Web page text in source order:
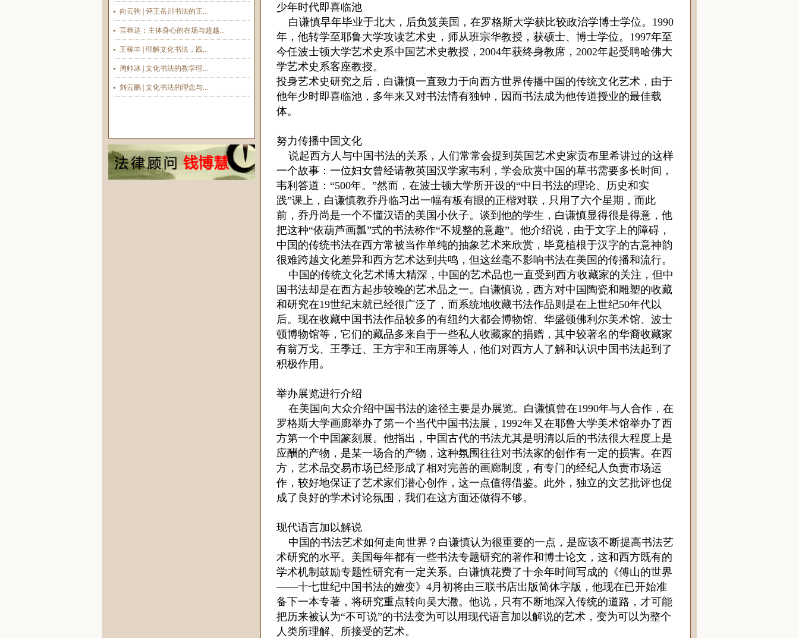
向云驹 | 评王岳川书法的正...
言恭达：主体身心的在场与超越...
王稼丰 | 理解文化书法，践...
周帅冰 | 文化书法的教学理...
刘云鹏 | 文化书法的理念与...
少年时代即喜临池
白谦慎早年毕业于北大，后负笈美国，在罗格斯大学获比较政治学博士学位。 1990
年，他转学至耶鲁大学攻读艺术史，师从班宗华教授，获硕士、博士学位。 1997年至
今任波士顿大学艺术史系中国艺术史教授， 2004年获终身教席， 2002年起受聘哈佛大
学艺术史系客座教授。
投身艺术史研究之后，白谦慎一直致力于向西方世界传播中国的传统文化艺术，由于
他年少时即喜临池，多年来又对书法情有独钟，因而书法成为他传道授业的最佳载
体。
努力传播中国文化
说起西方人与中国书法的关系，人们常常会提到英国艺术史家贡布里希讲过的这样
一个故事：一位妇女曾经请教英国汉学家韦利，学会欣赏中国的草书需要多长时间，
韦利答道： “500年。 ”然而，在波士顿大学所开设的“中日书法的理论、历史和实
践”课上，白谦慎教乔丹临习出一幅有板有眼的正楷对联，只用了六个星期，而此
前，乔丹尚是一个不懂汉语的美国小伙子。谈到他的学生，白谦慎显得很是得意，他
把这种“依葫芦画瓢”式的书法称作“不规整的意趣”。他介绍说，由于文字上的障碍，
中国的传统书法在西方常被当作单纯的抽象艺术来欣赏，毕竟植根于汉字的古意神韵
很难跨越文化差异和西方艺术达到共鸣，但这丝毫不影响书法在美国的传播和流行。
中国的传统文化艺术博大精深，中国的艺术品也一直受到西方收藏家的关注，但中
国书法却是在西方起步较晚的艺术品之一。白谦慎说，西方对中国陶瓷和雕塑的收藏
和研究在19世纪末就已经很广泛了，而系统地收藏书法作品则是在上世纪50年代以
后。现在收藏中国书法作品较多的有纽约大都会博物馆、华盛顿佛利尔美术馆、波士
顿博物馆等，它们的藏品多来自于一些私人收藏家的捐赠，其中较著名的华裔收藏家
有翁万戈、王季迁、王方宇和王南屏等人，他们对西方人了解和认识中国书法起到了
积极作用。
举办展览进行介绍
在美国向大众介绍中国书法的途径主要是办展览。白谦慎曾在1990年与人合作，在
罗格斯大学画廊举办了第一个当代中国书法展， 1992年又在耶鲁大学美术馆举办了西
方第一个中国篆刻展。他指出，中国古代的书法尤其是明清以后的书法很大程度上是
应酬的产物，是某一场合的产物，这种氛围往往对书法家的创作有一定的损害。在西
方，艺术品交易市场已经形成了相对完善的画廊制度，有专门的经纪人负责市场运
作，较好地保证了艺术家们潜心创作，这一点值得借鉴。此外，独立的文艺批评也促
成了良好的学术讨论氛围，我们在这方面还做得不够。
现代语言加以解说
中国的书法艺术如何走向世界？白谦慎认为很重要的一点，是应该不断提高书法艺
术研究的水平。美国每年都有一些书法专题研究的著作和博士论文，这和西方既有的
学术机制鼓励专题性研究有一定关系。白谦慎花费了十余年时间写成的《傅山的世界
——十七世纪中国书法的嬗变》 4 月初将由三联书店出版简体字版，他现在已开始准
备下一本专著，将研究重点转向吴大瀓。他说，只有不断地深入传统的道路，才可能
把历来被认为“不可说”的书法变为可以用现代语言加以解说的艺术，变为可以为整个
人类所理解、所接受的艺术。